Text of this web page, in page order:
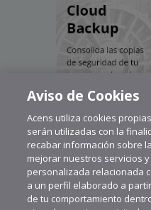
Aviso de Cookies
Acens utiliza cookies
serán utilizadas con la
recabar información sobre
mejorar nuestros servicios
personalizada relacionada
a un perfil elaborado a
de tu comportamiento